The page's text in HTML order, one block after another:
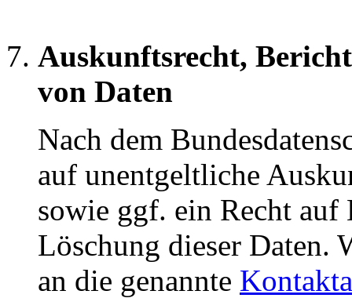
Auskunftsrecht,
von Daten
Nach dem
auf unentgeltliche
sowie ggf. ein Recht
Löschung dieser Daten.
an die genannte